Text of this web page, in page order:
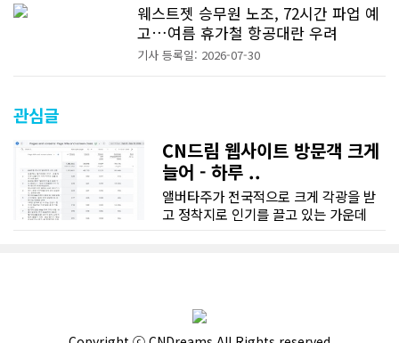
웨스트젯 승무원 노조, 72시간 파업 예
고…여름 휴가철 항공대란 우려
기사 등록일: 2026-07-30
관심글
CN드림 웹사이트 방문객 크게
늘어 - 하루 ..
앨버타주가 전국적으로 크게 각광을 받
고 정착지로 인기를 끌고 있는 가운데
한달 기준으로 총 접속자 수가 40,730
명에 달하며 133만건 조회수를 기록했